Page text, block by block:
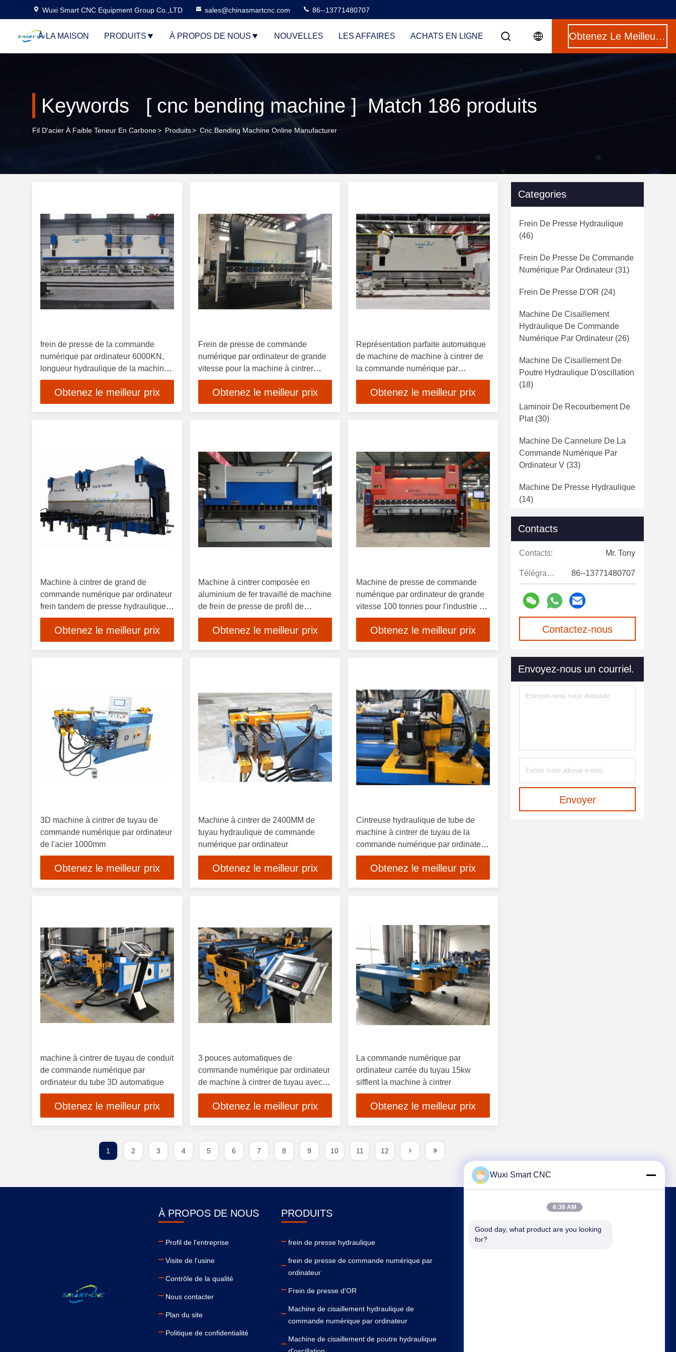
Wuxi Smart CNC Equipment Group Co.,LTD sales@chinasmartcnc.com 86--13771480707
À LA MAISON PRODUITS À PROPOS DE NOUS NOUVELLES LES AFFAIRES ACHATS EN LIGNE Obtenez Le Meilleur Prix
Keywords [ cnc bending machine ] Match 186 produits
Fil D'acier À Faible Teneur En Carbone> Produits> Cnc Bending Machine Online Manufacturer
frein de presse de la commande
numérique par ordinateur 6000KN,
longueur hydraulique de la machine
à cintrer 6000mm de commande
numérique par ordinateur
Obtenez le meilleur prix
Frein de presse de commande
numérique par ordinateur de grande
vitesse pour la machine à cintrer
d'acier inoxydable, de se plier et pour
6mmObtenez le meilleur prix
Représentation parfaite automatique
de machine de machine à cintrer de
la commande numérique par
ordinateur 400T bonne
Obtenez le meilleur prix
Machine à cintrer de grand de
commande numérique par ordinateur
frein tandem de presse hydraulique
pour produire Polonais électriques
Obtenez le meilleur prix
Machine à cintrer composée en
aluminium de fer travaillé de machine
de frein de presse de profil de
panneau
Obtenez le meilleur prix
Machine de presse de commande
numérique par ordinateur de grande
vitesse 100 tonnes pour l'industrie de
structure métallique
Obtenez le meilleur prix
3D machine à cintrer de tuyau de
commande numérique par ordinateur
de l'acier 1000mm
Obtenez le meilleur prix
Machine à cintrer de 2400MM de
tuyau hydraulique de commande
numérique par ordinateur
Obtenez le meilleur prix
Cintreuse hydraulique de tube de
machine à cintrer de tuyau de la
commande numérique par ordinateur
3d automatique
Obtenez le meilleur prix
machine à cintrer de tuyau de conduit
de commande numérique par
ordinateur du tube 3D automatique
Obtenez le meilleur prix
3 pouces automatiques de
commande numérique par ordinateur
de machine à cintrer de tuyau avec
les piles multi
Obtenez le meilleur prix
La commande numérique par
ordinateur carrée du tuyau 15kw
sifflent la machine à cintrer
Obtenez le meilleur prix
Categories
Frein De Presse Hydraulique
(46)
Frein De Presse De Commande
Numérique Par Ordinateur (31)
Frein De Presse D'OR (24)
Machine De Cisaillement
Hydraulique De Commande
Numérique Par Ordinateur (26)
Machine De Cisaillement De
Poutre Hydraulique D'oscillation
(18)
Laminoir De Recourbement De
Plat(30)
Machine De Cannelure De La
Commande Numérique Par
Ordinateur V (33)
Machine De Presse Hydraulique
(14)
Presse De Puissance
Poinçonneuse De Tourelle De
Commande Numérique Par
Ordinateur
Découpeuse De Laser De Fibre
Chaîne De Production De
Polonais Léger(22)
Machine À Cintrer De Profil
Coupé À La Longueur De Ligne
(10)
Machine De Soudure Laser De
Contacts
Contacts: Mr. Tony
Télégramme: 86--13771480707
Contactez-nous
Envoyez-nous un courriel.
Envoyer
1 2 3 4 5 6 7 8 9 10 11 12
À PROPOS DE NOUS
Profil de l'entreprise
Visite de l'usine
Contrôle de la qualité
Nous contacter
Plan du site
Politique de confidentialité
PRODUITS
frein de presse hydraulique
frein de presse de commande numérique par
ordinateur
Frein de presse d'OR
Machine de cisaillement hydraulique de
commande numérique par ordinateur
Machine de cisaillement de poutre hydraulique
NOUS CONTACTER
sales@chinasmartcnc.com
Wuxi Smart CNC
6:38 AM
Good day, what product are you looking
for?